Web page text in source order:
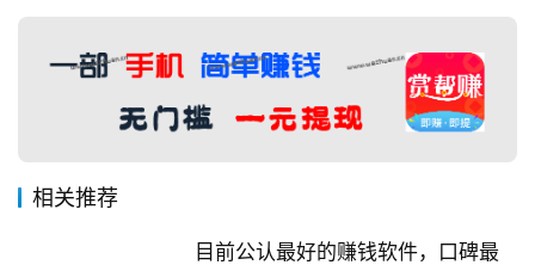
相关推荐
目前公认最好的赚钱软件，口碑最